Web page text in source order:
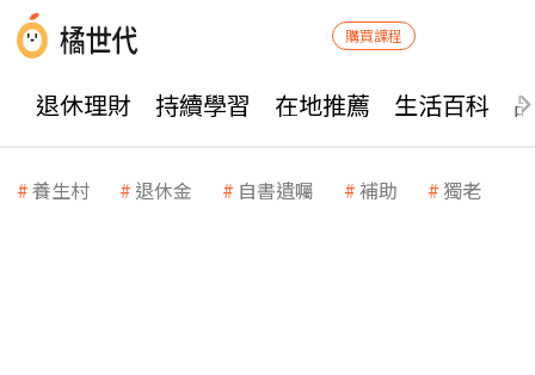
購買課程
退休理財 持續學習 在地推薦 生活百科
養生村 退休金 自書遺囑 補助 獨老